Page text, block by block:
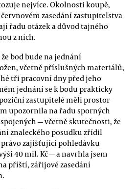
nejvíce. Okolnosti koupě,
zasedání zastupitelstva
řadu otázek a důvod tajného
z nich.
bod bude na jednání
včetně příslušných materiálů,
tři pracovní dny před jeho
jednání se k bodu prakticky
zastupitelé měli prostor
upozornila na řadu sporných
— včetně skutečnosti, že
znaleckého posudku zřídil
zajišťující pohledávku
40 mil. Kč — a navrhla jsem
příští, zářijové zasedání